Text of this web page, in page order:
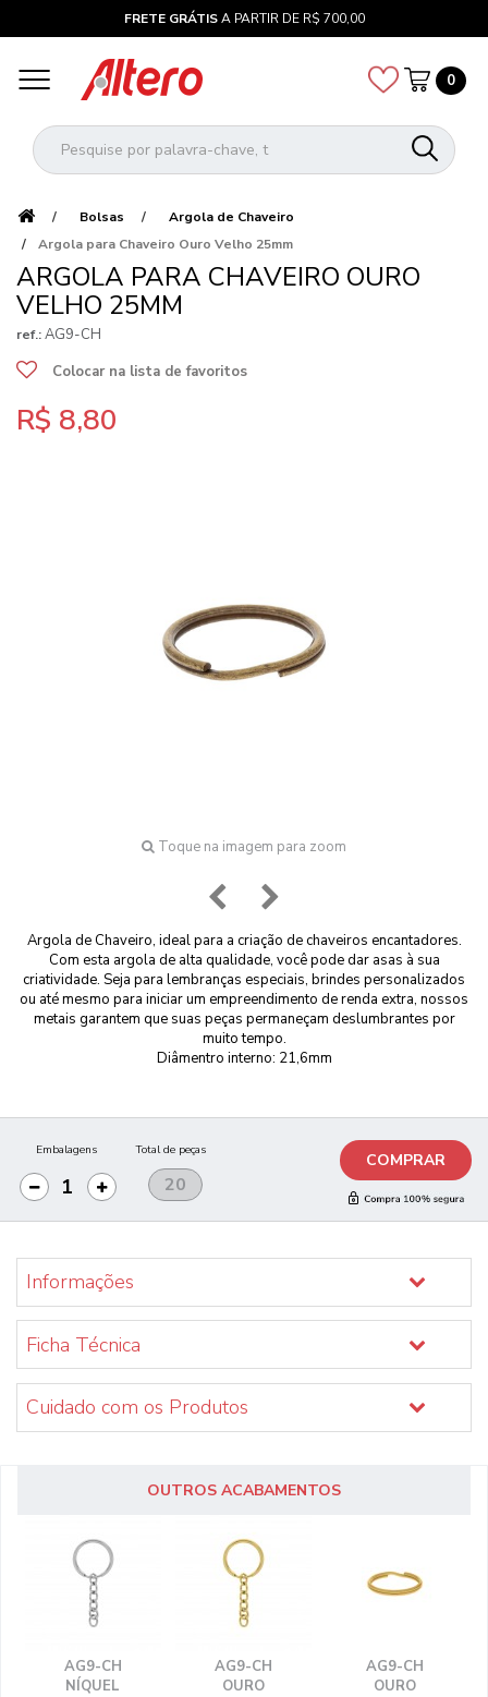
FRETE GRÁTISA PARTIR DE R$ 700,00
0
Bolsas
Argola de Chaveiro
Argola para Chaveiro Ouro Velho 25mm
ARGOLA PARA CHAVEIRO OURO
VELHO 25MM
ref.:AG9-CH
Colocar na lista de favoritos
R$ 8,80
Toque na imagem para zoom
Argola de Chaveiro, ideal para a criação de chaveiros encantadores.
Com esta argola de alta qualidade, você pode dar asas à sua
criatividade. Seja para lembranças especiais, brindes personalizados
ou até mesmo para iniciar um empreendimento de renda extra, nossos
metais garantem que suas peças permaneçam deslumbrantes por
muito tempo.
Diâmentro interno: 21,6mm
Embalagens Total de peças COMPRAR
Informações
Ficha Técnica
Cuidado com os Produtos
OUTROS ACABAMENTOS
AG9-CH
NÍQUEL
AG9-CH
OURO
AG9-CH
OURO